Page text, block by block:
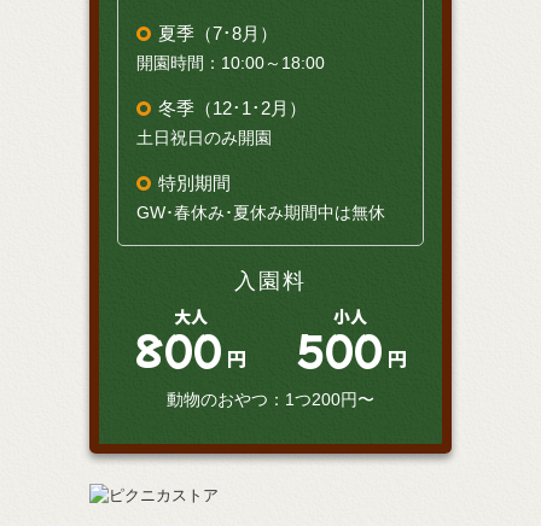
夏季（7･8月）
開園時間：10:00～18:00
冬季（12･1･2月）
土日祝日のみ開園
特別期間
GW･春休み･夏休み期間中は無休
入園料
大人
800 円
小人
500 円
動物のおやつ：1つ200円〜